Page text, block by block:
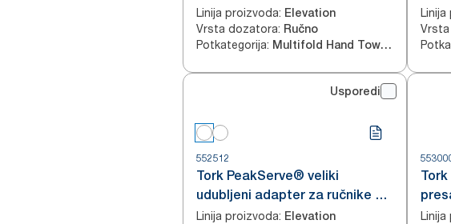
ručnika za ruke
Linija proizvoda: Elevation
Vrsta dozatora: Ručno
Potkategorija: Multifold Hand Towels
za
Linija
Usporedi
552512
Tork PeakServe® veliki
udubljeni adapter za ručnike za
ormarić
Linija proizvoda: Elevation Linija